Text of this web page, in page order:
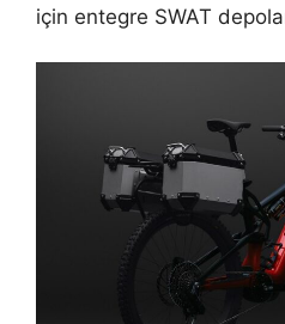
için entegre SWAT